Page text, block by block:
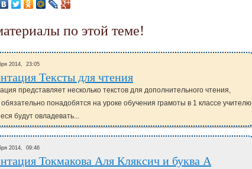
по этой теме!
2014, 23:05
Тексты для чтения
представляет несколько текстов для дополнительного чтения,
понадобятся на уроке обучения грамоты в 1 классе учителю
будут овладевать...
2014, 09:46
Токмакова Аля Кляксич и буква А